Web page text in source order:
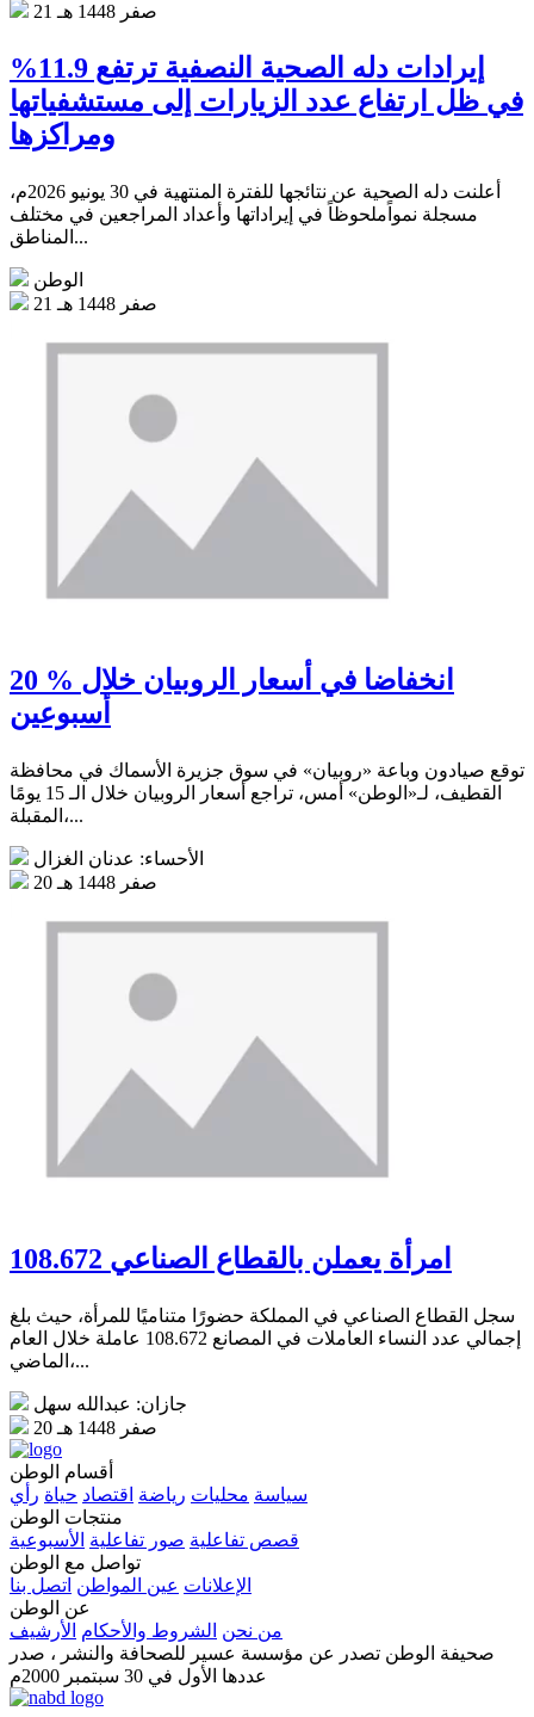
21 صفر 1448 هـ
إيرادات دله الصحية النصفية ترتفع 11.9%
في ظل ارتفاع عدد الزيارات إلى مستشفياتها
ومراكزها
أعلنت دله الصحية عن نتائجها للفترة المنتهية في 30 يونيو 2026م،
مسجلة نمواًملحوظاً في إيراداتها وأعداد المراجعين في مختلف
المناطق...
الوطن
21 صفر 1448 هـ
20 % انخفاضا في أسعار الروبيان خلال
أسبوعين
توقع صيادون وباعة «روبيان» في سوق جزيرة الأسماك في محافظة
القطيف، لـ«الوطن» أمس، تراجع أسعار الروبيان خلال الـ 15 يومًا
المقبلة،...
الأحساء: عدنان الغزال
20 صفر 1448 هـ
108.672 امرأة يعملن بالقطاع الصناعي
سجل القطاع الصناعي في المملكة حضورًا متناميًا للمرأة، حيث بلغ
إجمالي عدد النساء العاملات في المصانع 108.672 عاملة خلال العام
الماضي،...
جازان: عبدالله سهل
20 صفر 1448 هـ
أقسام الوطن
سياسة محليات رياضة اقتصاد حياة رأي
منتجات الوطن
قصص تفاعلية صور تفاعلية الأسبوعية
تواصل مع الوطن
الإعلانات عين المواطن اتصل بنا
عن الوطن
من نحن الشروط والأحكام الأرشيف
صحيفة الوطن تصدر عن مؤسسة عسير للصحافة والنشر ، صدر
عددها الأول في 30 سبتمبر 2000م